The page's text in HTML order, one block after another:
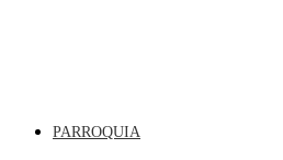
PARROQUIA